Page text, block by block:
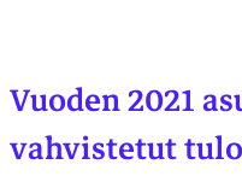
Vuoden 2021
vahvistetut